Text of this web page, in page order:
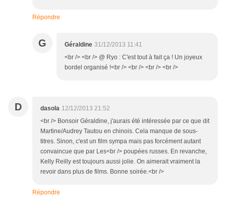
Répondre
G Géraldine 31/12/2013 11:41
<br /> <br /> @ Ryo : C'est tout à fait ça ! Un joyeux
bordel organisé !<br /> <br /> <br /> <br />
D dasola 12/12/2013 21:52
<br /> Bonsoir Géraldine, j'aurais été intéressée par ce que dit
Martine/Audrey Tautou en chinois. Cela manque de sous-
titres. Sinon, c'est un film sympa mais pas forcément autant
convaincue que par Les<br /> poupées russes. En revanche,
Kelly Reilly est toujours aussi jolie. On aimerait vraiment la
revoir dans plus de films. Bonne soirée.<br />
Répondre